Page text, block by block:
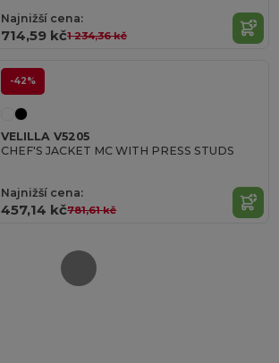
Najnižší cena:
714,59 kč1 234,36 kč
-42%
VELILLA V5205
CHEF'S JACKET MC WITH PRESS STUDS
Najnižší cena:
457,14 kč781,61 kč